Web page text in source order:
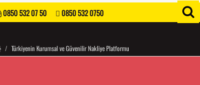
0850 532 07 50 0850 532 0750
Türkiyenin Kurumsal ve Güvenilir Nakliye Platformu